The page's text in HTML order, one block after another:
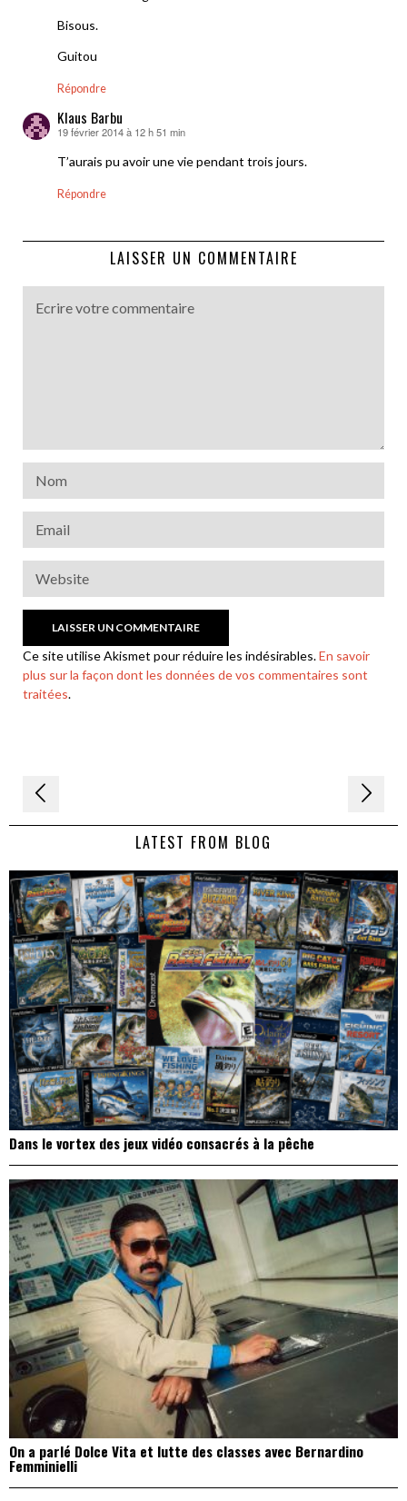
Bisous.
Guitou
Répondre
Klaus Barbu
dit :
19 février 2014 à 12 h 51 min
T’aurais pu avoir une vie pendant trois jours.
Répondre
LAISSER UN COMMENTAIRE
Ce site utilise Akismet pour réduire les indésirables.En savoir
plus sur la façon dont les données de vos commentaires sont
traitées.
Navigation
de LATEST FROM BLOG
Dans le vortex des jeux vidéo consacrés à la pêche
On a parlé Dolce Vita et lutte des classes avec Bernardino
Femminielli